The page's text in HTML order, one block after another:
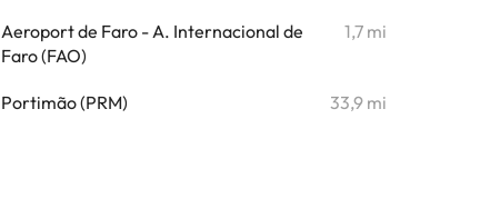
Aeroport de Faro - A. Internacional de
Faro (FAO)
1,7 mi
Portimão (PRM) 33,9 mi